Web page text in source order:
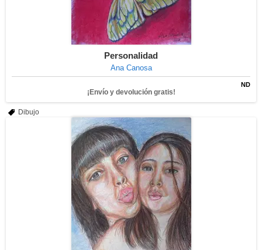
Personalidad
Ana Canosa
ND
¡Envío y devolución gratis!
Dibujo